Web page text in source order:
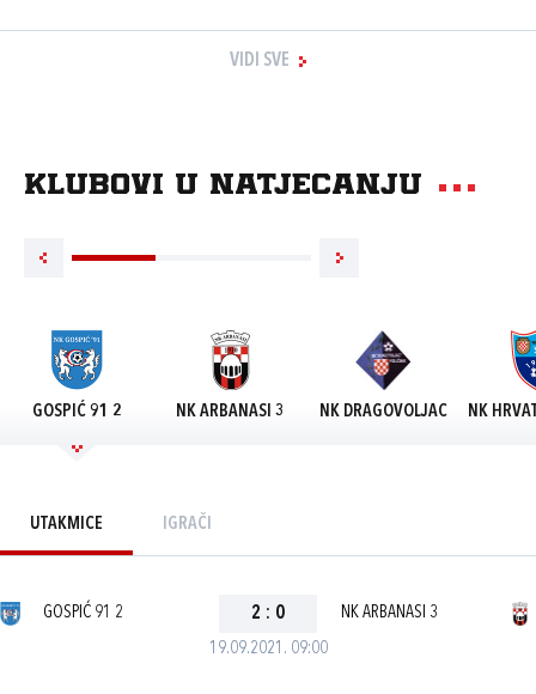
VIDI SVE
Klubovi u natjecanju
GOSPIĆ 91 2 NK ARBANASI 3 NK DRAGOVOLJAC NK
UTAKMICE IGRAČI
19.09.2021. 09:00
GOSPIĆ 91 2 2 : 0 NK ARBANASI 3